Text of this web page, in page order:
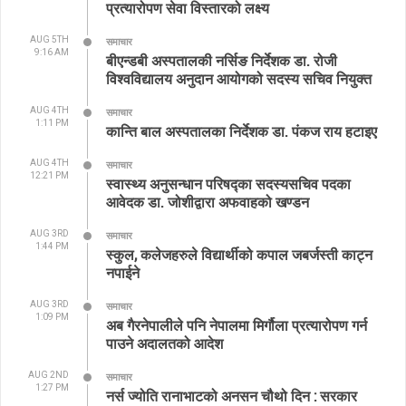
प्रत्यारोपण सेवा विस्तारको लक्ष्य
AUG 5TH
9:16 AM
समाचार
बीएन्डबी अस्पतालकी नर्सिङ निर्देशक डा. रोजी
विश्वविद्यालय अनुदान आयोगको सदस्य सचिव नियुक्त
AUG 4TH
1:11 PM
समाचार
कान्ति बाल अस्पतालका निर्देशक डा. पंकज राय हटाइए
AUG 4TH
12:21 PM
समाचार
स्वास्थ्य अनुसन्धान परिषद्का सदस्यसचिव पदका
आवेदक डा. जोशीद्वारा अफवाहको खण्डन
AUG 3RD
1:44 PM
समाचार
स्कुल, कलेजहरुले विद्यार्थीको कपाल जबर्जस्ती काट्न
नपाईने
AUG 3RD
1:09 PM
समाचार
अब गैरनेपालीले पनि नेपालमा मिर्गौला प्रत्यारोपण गर्न
पाउने अदालतको आदेश
AUG 2ND
1:27 PM
समाचार
नर्स ज्योति रानाभाटको अनसन चौथो दिन : सरकार